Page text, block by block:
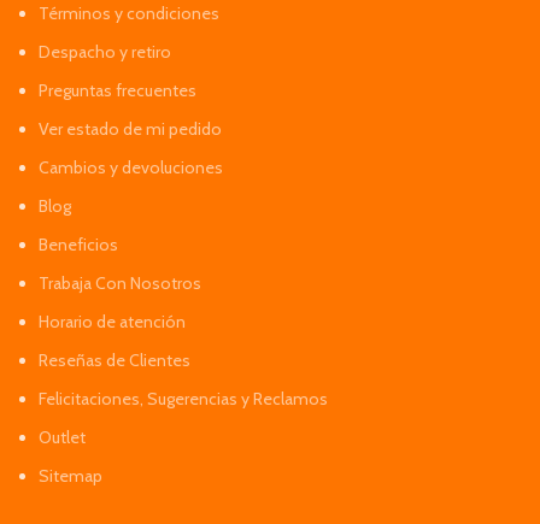
Términos y condiciones
Despacho y retiro
Preguntas frecuentes
Ver estado de mi pedido
Cambios y devoluciones
Blog
Beneficios
Trabaja Con Nosotros
Horario de atención
Reseñas de Clientes
Felicitaciones, Sugerencias y Reclamos
Outlet
Sitemap